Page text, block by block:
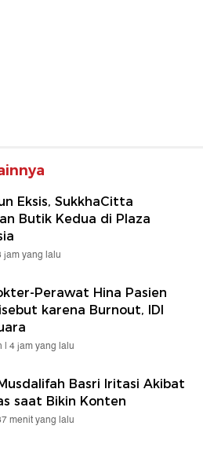
Eksis, SukkhaCitta
Butik Kedua di Plaza
jam yang lalu
Perawat Hina Pasien
karena Burnout, IDI
| 4 jam yang lalu
Basri Iritasi Akibat
saat Bikin Konten
menit yang lalu